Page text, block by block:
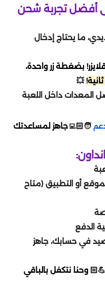
أفضل تجربة شحن
ما يحتاج إدخال
بضغطة زر واحدة،
!
💥
المعدات داخل اللعبة
🧑🏻‍💻جاهز لمساعدتك
أو التطبيق (متاح
الدفع
في حسابك، جاهز
💪🏻 وحنا نتكفل بالباقي